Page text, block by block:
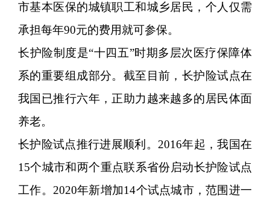
市基本医保的城镇职工和城乡居民，个人仅需
承担每年90元的费用就可参保。
长护险制度是“十四五”时期多层次医疗保障体
系的重要组成部分。截至目前，长护险试点在
我国已推行六年，正助力越来越多的居民体面
养老。
长护险试点推行进展顺利。2016年起，我国在
15个城市和两个重点联系省份启动长护险试点
工作。2020年新增加14个试点城市，范围进一